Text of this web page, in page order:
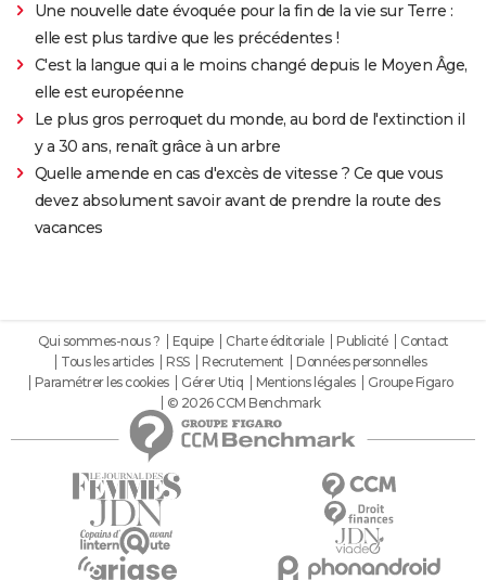
Une nouvelle date évoquée pour la fin de la vie sur Terre :
elle est plus tardive que les précédentes !
C'est la langue qui a le moins changé depuis le Moyen Âge,
elle est européenne
Le plus gros perroquet du monde, au bord de l'extinction il
y a 30 ans, renaît grâce à un arbre
Quelle amende en cas d'excès de vitesse ? Ce que vous
devez absolument savoir avant de prendre la route des
vacances
Qui sommes-nous ? Equipe Charte éditoriale Publicité
Contact
Tous les articles
RSS Recrutement
Données personnelles
Paramétrer les cookies
Gérer Utiq Mentions légales
Groupe Figaro
© 2026 CCM Benchmark